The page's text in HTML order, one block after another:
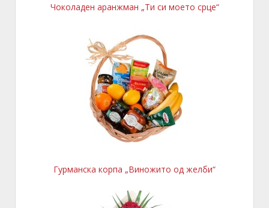
Чоколаден аранжман „Ти си моето срце“
Гурманска корпа „Виножито од желби“